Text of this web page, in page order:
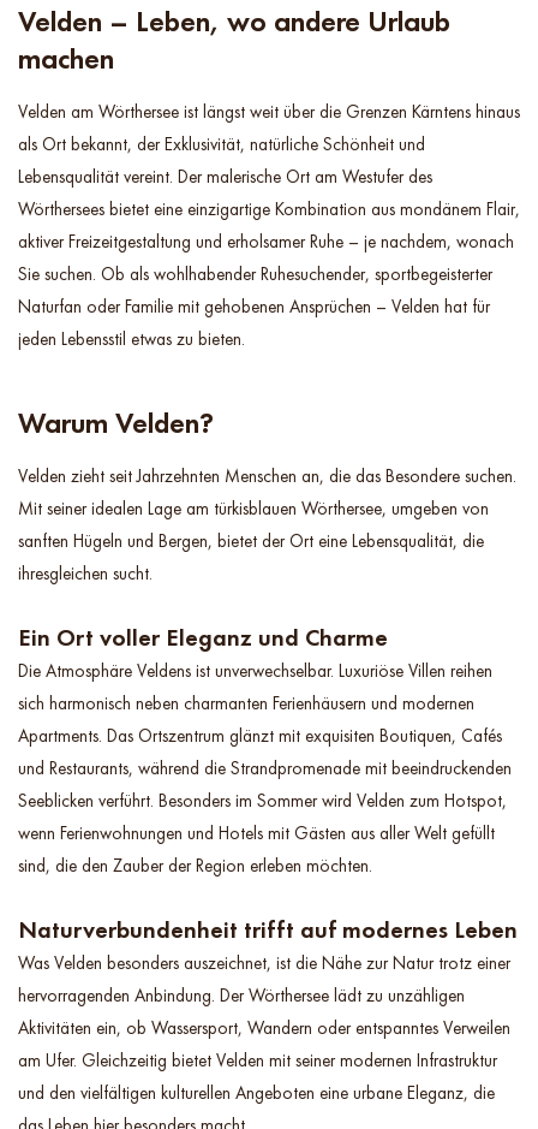
Velden – Leben, wo andere Urlaub
machen
Velden am Wörthersee ist längst weit über die Grenzen Kärntens hinaus
als Ort bekannt, der Exklusivität, natürliche Schönheit und
Lebensqualität vereint. Der malerische Ort am Westufer des
Wörthersees bietet eine einzigartige Kombination aus mondänem Flair,
aktiver Freizeitgestaltung und erholsamer Ruhe – je nachdem, wonach
Sie suchen. Ob als wohlhabender Ruhesuchender, sportbegeisterter
Naturfan oder Familie mit gehobenen Ansprüchen – Velden hat für
jeden Lebensstil etwas zu bieten.
Warum Velden?
Velden zieht seit Jahrzehnten Menschen an, die das Besondere suchen.
Mit seiner idealen Lage am türkisblauen Wörthersee, umgeben von
sanften Hügeln und Bergen, bietet der Ort eine Lebensqualität, die
ihresgleichen sucht.
Ein Ort voller Eleganz und Charme
Die Atmosphäre Veldens ist unverwechselbar. Luxuriöse Villen reihen
sich harmonisch neben charmanten Ferienhäusern und modernen
Apartments. Das Ortszentrum glänzt mit exquisiten Boutiquen, Cafés
und Restaurants, während die Strandpromenade mit beeindruckenden
Seeblicken verführt. Besonders im Sommer wird Velden zum Hotspot,
wenn Ferienwohnungen und Hotels mit Gästen aus aller Welt gefüllt
sind, die den Zauber der Region erleben möchten.
Naturverbundenheit trifft auf modernes Leben
Was Velden besonders auszeichnet, ist die Nähe zur Natur trotz einer
hervorragenden Anbindung. Der Wörthersee lädt zu unzähligen
Aktivitäten ein, ob Wassersport, Wandern oder entspanntes Verweilen
am Ufer. Gleichzeitig bietet Velden mit seiner modernen Infrastruktur
und den vielfältigen kulturellen Angeboten eine urbane Eleganz, die